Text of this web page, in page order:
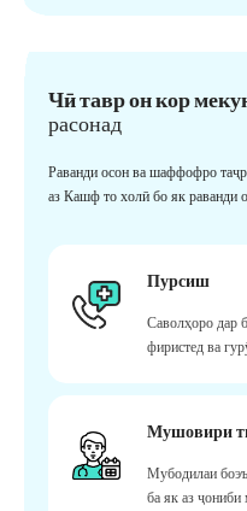
Чӣ тавр он кор
расонад
Раванди осон ва шаффофро
аз Кашф то холӣ бо як раванди
Пурсиш
Саволҳоро дар
фиристед ва
Мушовири
Мубодилаи
ба як аз